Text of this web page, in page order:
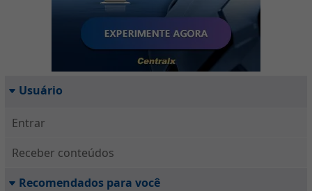
Usuário
Entrar
Receber conteúdos
Recomendados para você